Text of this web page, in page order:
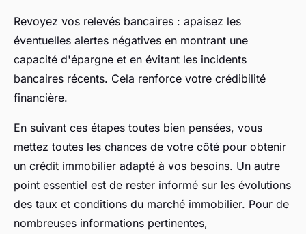
Revoyez vos relevés bancaires : apaisez les
éventuelles alertes négatives en montrant une
capacité d'épargne et en évitant les incidents
bancaires récents. Cela renforce votre crédibilité
financière.
En suivant ces étapes toutes bien pensées, vous
mettez toutes les chances de votre côté pour obtenir
un crédit immobilier adapté à vos besoins. Un autre
point essentiel est de rester informé sur les évolutions
des taux et conditions du marché immobilier. Pour de
nombreuses informations pertinentes,